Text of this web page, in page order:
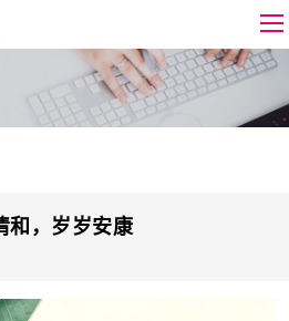
和，岁岁安康